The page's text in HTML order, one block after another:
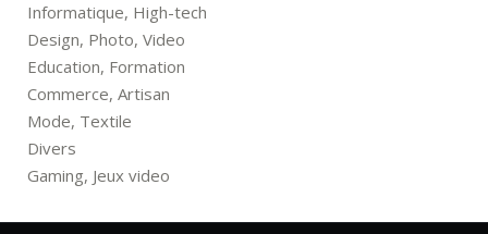
Informatique, High-tech
Design, Photo, Video
Education, Formation
Commerce, Artisan
Mode, Textile
Divers
Gaming, Jeux video